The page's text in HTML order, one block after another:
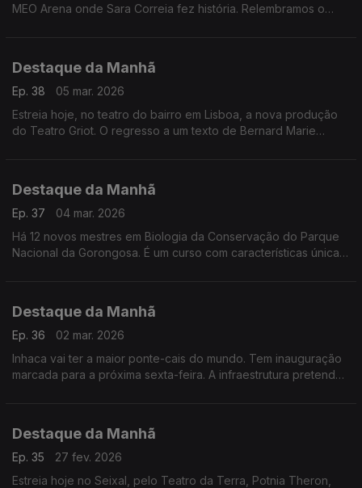
MEO Arena onde Sara Correia fez história. Relembramos o
Destaque da Manhã
Ep. 38
05 mar. 2026
Estreia hoje, no teatro do bairro em Lisboa, a nova produção
do Teatro Griot. O regresso a um texto de Bernard Marie
Destaque da Manhã
Ep. 37
04 mar. 2026
Há 12 novos mestres em Biologia da Conservação do Parque
Nacional da Gorongosa. É um curso com características únicas
Destaque da Manhã
Ep. 36
02 mar. 2026
Inhaca vai ter a maior ponte-cais do mundo. Tem inauguração
marcada para a próxima sexta-feira. A infraestrutura pretende
Destaque da Manhã
Ep. 35
27 fev. 2026
Estreia hoje no Seixal, pelo Teatro da Terra, Potnia Theron,